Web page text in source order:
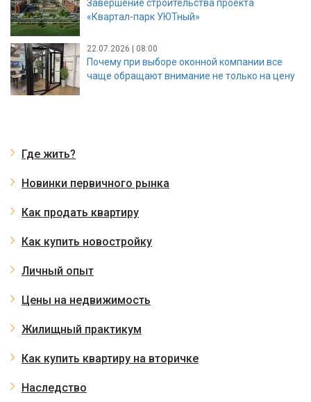
Завершение строительства проекта
«Квартал-парк УЮТный»
22.07.2026 | 08:00
Почему при выборе оконной компании все
чаще обращают внимание не только на цену
Где жить?
Новинки первичного рынка
Как продать квартиру
Как купить новостройку
Личный опыт
Цены на недвижимость
Жилищный практикум
Как купить квартиру на вторичке
Наследство